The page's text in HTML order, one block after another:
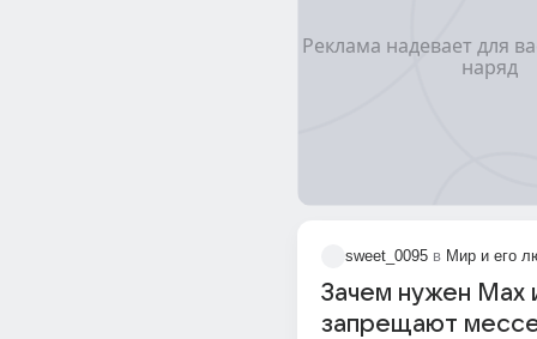
sweet_0095 в Мир и его
Зачем нужен Max
запрещают